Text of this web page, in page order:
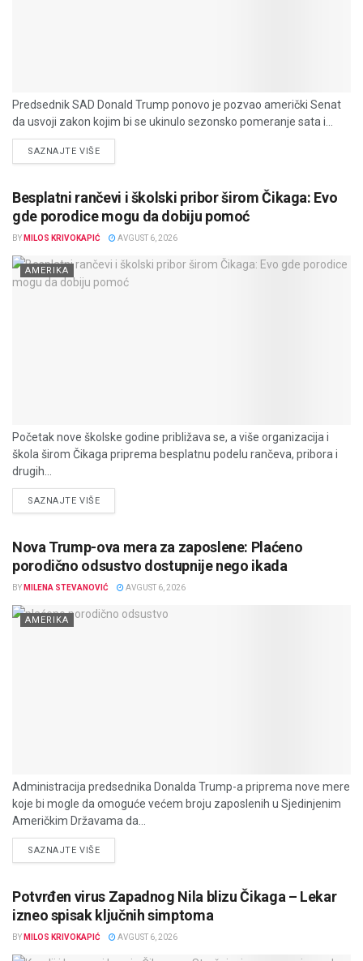
Predsednik SAD Donald Trump ponovo je pozvao američki Senat
da usvoji zakon kojim bi se ukinulo sezonsko pomeranje sata i...
SAZNAJTE VIŠEDETAILS
Besplatni rančevi i školski pribor širom Čikaga: Evo
gde porodice mogu da dobiju pomoć
BY MILOS KRIVOKAPIĆ AVGUST 6, 2026
AMERIKA
Početak nove školske godine približava se, a više organizacija i
škola širom Čikaga priprema besplatnu podelu rančeva, pribora i
drugih...
SAZNAJTE VIŠEDETAILS
Nova Trump-ova mera za zaposlene: Plaćeno
porodično odsustvo dostupnije nego ikada
BY MILENA STEVANOVIĆ AVGUST 6, 2026
AMERIKA
Administracija predsednika Donalda Trump-a priprema nove mere
koje bi mogle da omoguće većem broju zaposlenih u Sjedinjenim
Američkim Državama da...
SAZNAJTE VIŠEDETAILS
Potvrđen virus Zapadnog Nila blizu Čikaga – Lekar
izneo spisak ključnih simptoma
BY MILOS KRIVOKAPIĆ AVGUST 6, 2026